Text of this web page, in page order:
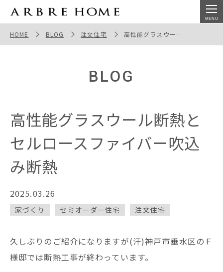
高性能グラスウール断熱とセルロースファイバー吹込み断
熱
HOME BLOG 注文住宅 高性能グラスウール断熱とセルロースファイバー吹込み断熱
BLOG
高性能グラスウール断熱と
セルロースファイバー吹込
み断熱
2025.03.26
家づくり セミオーダー住宅 注文住宅
久しぶりのご紹介になりますが(汗)神戸市垂水区のＦ
様邸では断熱工事が終わっています。